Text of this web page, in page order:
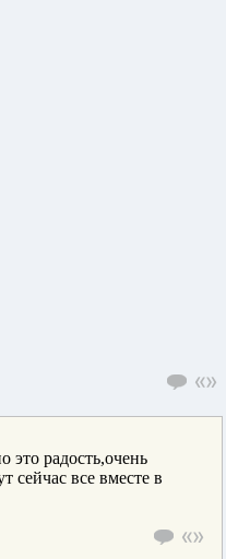
это радость,очень
сейчас все вместе в